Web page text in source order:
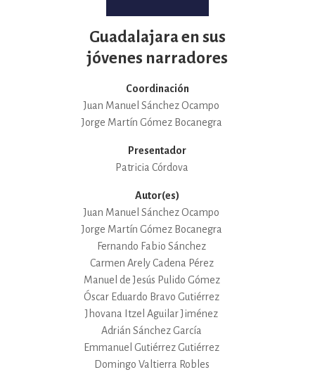
Guadalajara en sus
jóvenes narradores
Coordinación
Juan Manuel Sánchez Ocampo
Jorge Martín Gómez Bocanegra
Presentador
Patricia Córdova
Autor(es)
Juan Manuel Sánchez Ocampo
Jorge Martín Gómez Bocanegra
Fernando Fabio Sánchez
Carmen Arely Cadena Pérez
Manuel de Jesús Pulido Gómez
Óscar Eduardo Bravo Gutiérrez
Jhovana Itzel Aguilar Jiménez
Adrián Sánchez García
Emmanuel Gutiérrez Gutiérrez
Domingo Valtierra Robles